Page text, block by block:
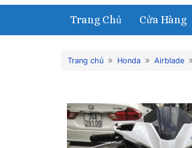
Trang Chủ Cửa Hàng
Trang chủ Honda Airblade